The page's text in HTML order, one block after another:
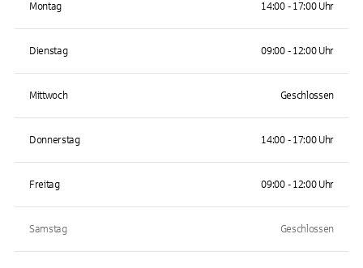
Montag 14:00 - 17:00 Uhr
Dienstag 09:00 - 12:00 Uhr
Mittwoch Geschlossen
Donnerstag 14:00 - 17:00 Uhr
Freitag 09:00 - 12:00 Uhr
Samstag Geschlossen